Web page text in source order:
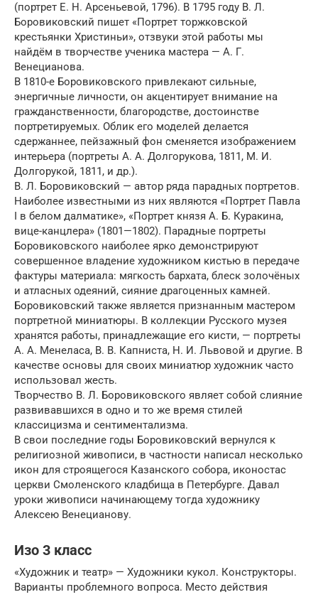
(портрет Е. Н. Арсеньевой, 1796). В 1795 году В. Л.
Боровиковский пишет «Портрет торжковской
крестьянки Христиньи», отзвуки этой работы мы
найдём в творчестве ученика мастера — А. Г.
Венецианова.
В 1810-е Боровиковского привлекают сильные,
энергичные личности, он акцентирует внимание на
гражданственности, благородстве, достоинстве
портретируемых. Облик его моделей делается
сдержаннее, пейзажный фон сменяется изображением
интерьера (портреты А. А. Долгорукова, 1811, М. И.
Долгорукой, 1811, и др.).
В. Л. Боровиковский — автор ряда парадных портретов.
Наиболее известными из них являются «Портрет Павла
I в белом далматике», «Портрет князя А. Б. Куракина,
вице-канцлера» (1801—1802). Парадные портреты
Боровиковского наиболее ярко демонстрируют
совершенное владение художником кистью в передаче
фактуры материала: мягкость бархата, блеск золочёных
и атласных одеяний, сияние драгоценных камней.
Боровиковский также является признанным мастером
портретной миниатюры. В коллекции Русского музея
хранятся работы, принадлежащие его кисти, — портреты
А. А. Менеласа, В. В. Капниста, Н. И. Львовой и другие. В
качестве основы для своих миниатюр художник часто
использовал жесть.
Творчество В. Л. Боровиковского являет собой слияние
развивавшихся в одно и то же время стилей
классицизма и сентиментализма.
В свои последние годы Боровиковский вернулся к
религиозной живописи, в частности написал несколько
икон для строящегося Казанского собора, иконостас
церкви Смоленского кладбища в Петербурге. Давал
уроки живописи начинающему тогда художнику
Алексею Венецианову.
Изо 3 класс
«Художник и театр» — Художники кукол. Конструкторы.
Варианты проблемного вопроса. Место действия